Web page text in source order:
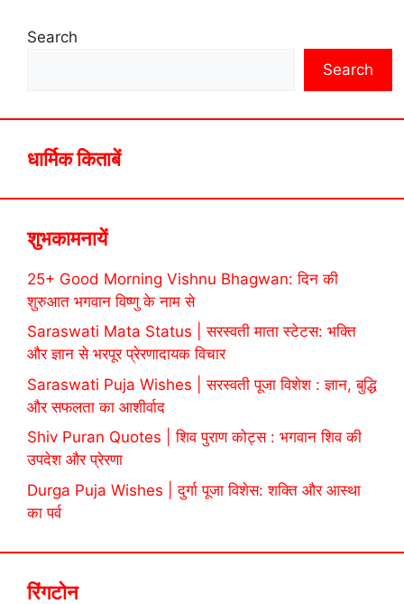
Search
Search
धार्मिक किताबें
शुभकामनायें
25+ Good Morning Vishnu Bhagwan: दिन की
शुरुआत भगवान विष्णु के नाम से
Saraswati Mata Status | सरस्वती माता स्टेटस: भक्ति
और ज्ञान से भरपूर प्रेरणादायक विचार
Saraswati Puja Wishes | सरस्वती पूजा विशेश : ज्ञान, बुद्धि
और सफलता का आशीर्वाद
Shiv Puran Quotes | शिव पुराण कोट्स : भगवान शिव की
उपदेश और प्रेरणा
Durga Puja Wishes | दुर्गा पूजा विशेस: शक्ति और आस्था
का पर्व
रिंगटोन